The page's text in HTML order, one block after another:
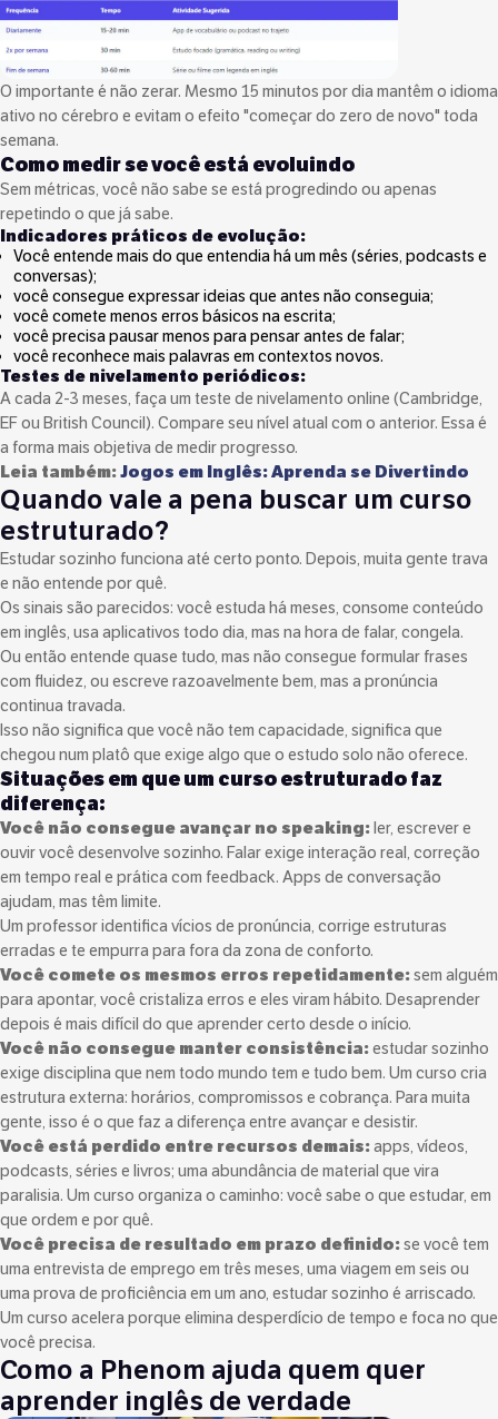
O importante é não zerar. Mesmo 15 minutos por dia mantêm o idioma
ativo no cérebro e evitam o efeito "começar do zero de novo" toda
semana.
Como medir se você está evoluindo
Sem métricas, você não sabe se está progredindo ou apenas
repetindo o que já sabe.
Indicadores práticos de evolução:
Você entende mais do que entendia há um mês (séries, podcasts e
conversas);
você consegue expressar ideias que antes não conseguia;
você comete menos erros básicos na escrita;
você precisa pausar menos para pensar antes de falar;
você reconhece mais palavras em contextos novos.
Testes de nivelamento periódicos:
A cada 2-3 meses, faça um teste de nivelamento online (Cambridge,
EF ou British Council). Compare seu nível atual com o anterior. Essa é
a forma mais objetiva de medir progresso.
Leia também:Jogos em Inglês: Aprenda se Divertindo
Quando vale a pena buscar um curso
estruturado?
Estudar sozinho funciona até certo ponto. Depois, muita gente trava
e não entende por quê.
Os sinais são parecidos: você estuda há meses, consome conteúdo
em inglês, usa aplicativos todo dia, mas na hora de falar, congela.
Ou então entende quase tudo, mas não consegue formular frases
com fluidez, ou escreve razoavelmente bem, mas a pronúncia
continua travada.
Isso não significa que você não tem capacidade, significa que
chegou num platô que exige algo que o estudo solo não oferece.
Situações em que um curso estruturado faz
diferença:
Você não consegue avançar no speaking:ler, escrever e
ouvir você desenvolve sozinho. Falar exige interação real, correção
em tempo real e prática com feedback. Apps de conversação
ajudam, mas têm limite.
Um professor identifica vícios de pronúncia, corrige estruturas
erradas e te empurra para fora da zona de conforto.
Você comete os mesmos erros repetidamente:sem alguém
para apontar, você cristaliza erros e eles viram hábito. Desaprender
depois é mais difícil do que aprender certo desde o início.
Você não consegue manter consistência:estudar sozinho
exige disciplina que nem todo mundo tem e tudo bem. Um curso cria
estrutura externa: horários, compromissos e cobrança. Para muita
gente, isso é o que faz a diferença entre avançar e desistir.
Você está perdido entre recursos demais:apps, vídeos,
podcasts, séries e livros; uma abundância de material que vira
paralisia. Um curso organiza o caminho: você sabe o que estudar, em
que ordem e por quê.
Você precisa de resultado em prazo definido:se você tem
uma entrevista de emprego em três meses, uma viagem em seis ou
uma prova de proficiência em um ano, estudar sozinho é arriscado.
Um curso acelera porque elimina desperdício de tempo e foca no que
você precisa.
Como a Phenom ajuda quem quer
aprender inglês de verdade